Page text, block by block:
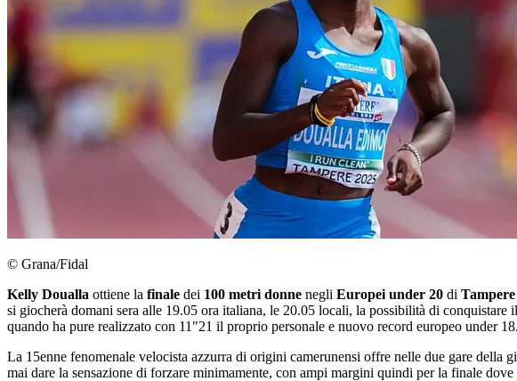
© Grana/Fidal
Kelly Doualla ottiene la finale dei 100 metri donne negli Europei under 20 di Tampere
si giocherà domani sera alle 19.05 ora italiana, le 20.05 locali, la possibilità di
quando ha pure realizzato con 11"21 il proprio personale e nuovo record europeo under 18.
La 15enne fenomenale velocista azzurra di origini camerunensi offre nelle due gare della
mai dare la sensazione di forzare minimamente, con ampi margini quindi per la finale dove